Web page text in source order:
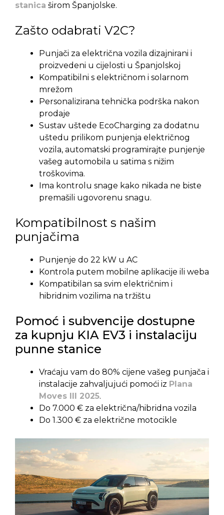
stanica širom Španjolske.
Zašto odabrati V2C?
Punjači za električna vozila dizajnirani i
proizvedeni u cijelosti u Španjolskoj
Kompatibilni s električnom i solarnom
mrežom
Personalizirana tehnička podrška nakon
prodaje
Sustav uštede EcoCharging za dodatnu
uštedu prilikom punjenja električnog
vozila, automatski programirajte punjenje
vašeg automobila u satima s nižim
troškovima.
Ima kontrolu snage kako nikada ne biste
premašili ugovorenu snagu.
Kompatibilnost s našim
punjačima
Punjenje do 22 kW u AC
Kontrola putem mobilne aplikacije ili weba
Kompatibilan sa svim električnim i
hibridnim vozilima na tržištu
Pomoć i subvencije dostupne
za kupnju KIA EV3 i instalaciju
punne stanice
Vraćaju vam do 80% cijene vašeg punjača i
instalacije zahvaljujući pomoći iz Plana
Moves III 2025.
Do 7.000 € za električna/hibridna vozila
Do 1.300 € za električne motocikle